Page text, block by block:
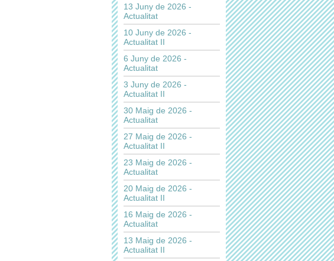
13 Juny de 2026 -
Actualitat
10 Juny de 2026 -
Actualitat II
6 Juny de 2026 -
Actualitat
3 Juny de 2026 -
Actualitat II
30 Maig de 2026 -
Actualitat
27 Maig de 2026 -
Actualitat II
23 Maig de 2026 -
Actualitat
20 Maig de 2026 -
Actualitat II
16 Maig de 2026 -
Actualitat
13 Maig de 2026 -
Actualitat II